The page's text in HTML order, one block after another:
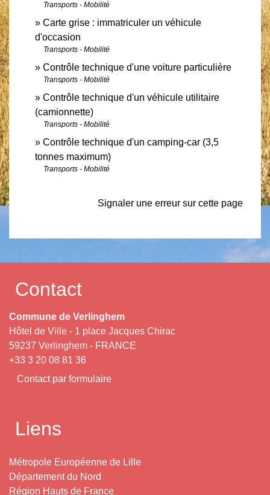
Transports - Mobilité
Carte grise : immatriculer un véhicule
d'occasion
Transports - Mobilité
Contrôle technique d'une voiture particulière
Transports - Mobilité
Contrôle technique d'un véhicule utilitaire
(camionnette)
Transports - Mobilité
Contrôle technique d'un camping-car (3,5
tonnes maximum)
Transports - Mobilité
Signaler une erreur sur cette page
Contact
Commune de Verlinghem
Hôtel de Ville - 1 place Jacques Chirac
59237 Verlinghem - FRANCE
+33 3 20 08 81 36
Contact par formulaire
Liens
Métropole Européenne de Lille
Département du Nord
Région Hauts de France